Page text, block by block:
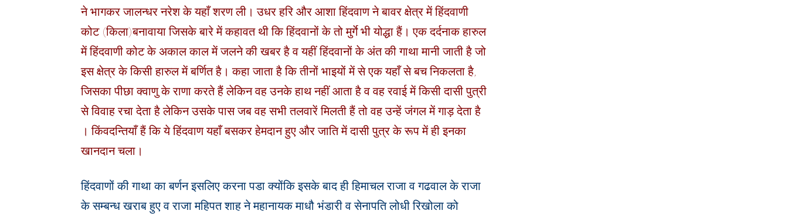
ने भागकर जालन्धर नरेश के यहाँ शरण ली। उधर हरि और आशा हिंदवाण ने बावर क्षेत्र में हिंदवाणी
कोट (किला)बनावाया जिसके बारे में कहावत थी कि हिंदवानों के तो मुर्गे भी योद्धा हैं। एक दर्दनाक हारुल
में हिंदवाणी कोट के अकाल काल में जलने की खबर है व यहीं हिंदवानों के अंत की गाथा मानी जाती है जो
इस क्षेत्र के किसी हारुल में बर्णित है। कहा जाता है कि तीनों भाइयों में से एक यहाँ से बच निकलता है,
जिसका पीछा क्वाणु के राणा करते हैं लेकिन वह उनके हाथ नहीं आता है व वह रवाई में किसी दासी पुत्री
से विवाह रचा देता है लेकिन उसके पास जब वह सभी तलवारें मिलती हैं तो वह उन्हें जंगल में गाड़ देता है
। किंवदन्तियाँ हैं कि ये हिंदवाण यहाँ बसकर हेमदान हुए और जाति में दासी पुत्र के रूप में ही इनका
खानदान चला।
हिंदवाणों की गाथा का बर्णन इसलिए करना पडा क्योंकि इसके बाद ही हिमाचल राजा व गढवाल के राजा
के सम्बन्ध खराब हुए व राजा महिपत शाह ने महानायक माधौ भंडारी व सेनापति लोधी रिखोला को